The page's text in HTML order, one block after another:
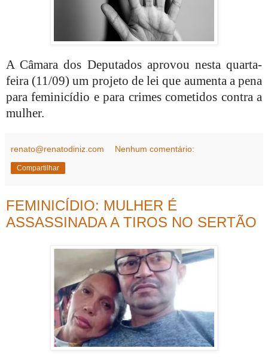
A Câmara dos Deputados aprovou nesta quarta-
feira (11/09) um projeto de lei que aumenta a pena
para feminicídio e para crimes cometidos contra a
mulher.
renato@renatodiniz.com Nenhum comentário:
Compartilhar
FEMINICÍDIO: MULHER É
ASSASSINADA A TIROS NO SERTÃO